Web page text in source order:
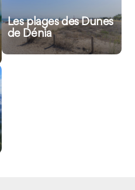
Les plages des Dunes
de Dénia